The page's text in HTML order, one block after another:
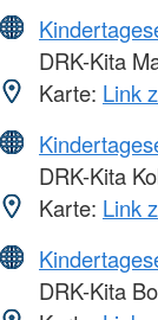
DRK-Kita
Karte: Link
DRK-Kita
Karte: Link
DRK-Kita